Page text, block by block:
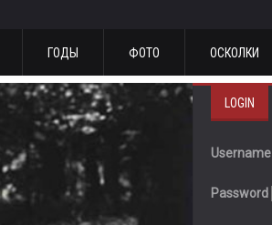
ГОДЫ ФОТО ОСКОЛКИ
LOGIN
Username
Password